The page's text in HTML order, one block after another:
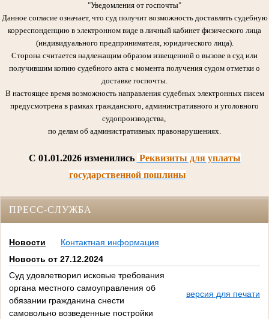
"Уведомления от госпочты"
Данное согласие означает, что суд получит возможность доставлять судебную
корреспонденцию в электронном виде в личный кабинет физического лица
(индивидуального предпринимателя, юридического лица).
Сторона считается надлежащим образом извещенной о вызове в суд или
получившим копию судебного акта с момента получения судом отметки о
доставке госпочты.
В настоящее время возможность направления судебных электронных писем
предусмотрена в рамках гражданского, административного и уголовного
судопроизводства,
по делам об административных правонарушениях.
C 01.01.2026 изменились Реквизиты для уплаты
государственной пошлины
ПРЕСС-СЛУЖБА
Новости
Контактная информация
Новость от 27.12.2024
Суд удовлетворил исковые требования
органа местного самоуправления об
обязании гражданина снести
самовольно возведенные постройки
версия для печати